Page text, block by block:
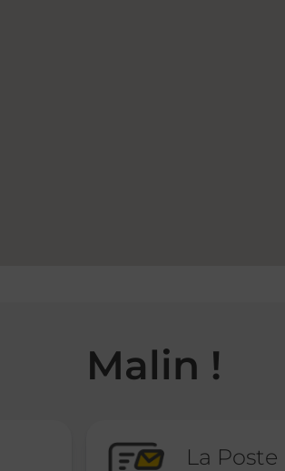
Malin !
La Poste